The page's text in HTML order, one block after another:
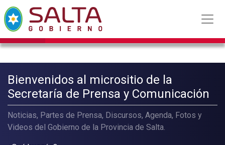
Bienvenidos al micrositio de la
Secretaría de Prensa y Comunicación
Noticias, Partes de Prensa, Discursos, Agenda, Fotos y
Videos del Gobierno de la Provincia de Salta.